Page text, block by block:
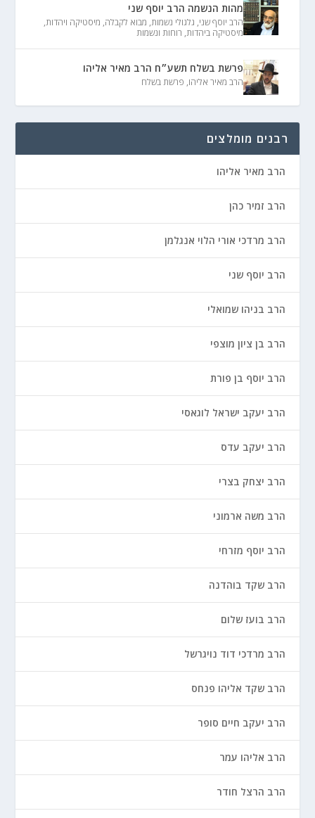
מהות הנשמה הרב יוסף שני
הרב יוסף שני, גלגולי נשמות, מבוא לקבלה, מיסטיקה ויהדות,
מיסטיקה ביהדות, רוחות ונשמות
פרשת בשלח תשע״ח הרב מאיר אליהו
הרב מאיר אליהו, פרשת בשלח
רבנים מומלצים
הרב מאיר אליהו
הרב זמיר כהן
הרב מרדכי אורי הלוי אנגלמן
הרב יוסף שני
הרב בניהו שמואלי
הרב בן ציון מוצפי
הרב יוסף בן פורת
הרב יעקב ישראל לוגאסי
הרב יעקב עדס
הרב יצחק בצרי
הרב משה ארמוני
הרב יוסף מזרחי
הרב שקד בוהדנה
הרב בועז שלום
הרב מרדכי דוד נויגרשל
הרב שקד אליהו פנחס
הרב יעקב חיים סופר
הרב אליהו עמר
הרב הרצל חודר